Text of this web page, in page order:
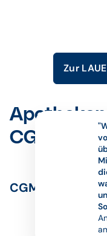
Zur
CGM
CGM STELLA